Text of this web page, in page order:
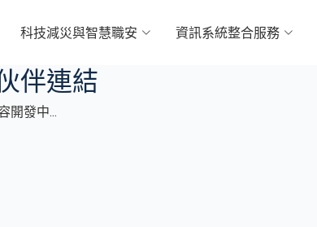
科技減災與智慧職安 資訊系統整合服務
伴連結
開發中...